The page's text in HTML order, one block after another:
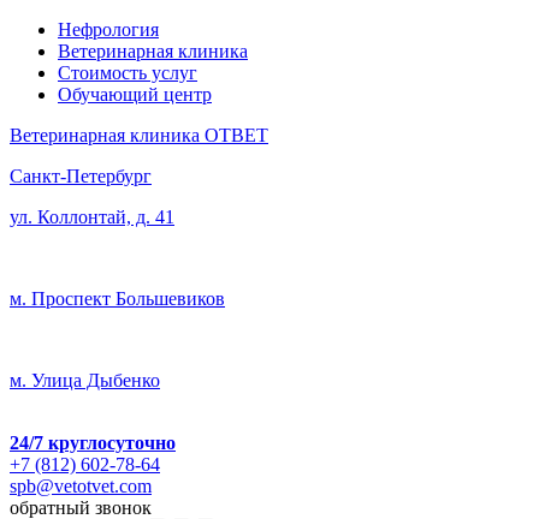
Нефрология
Ветеринарная клиника
Стоимость услуг
Обучающий центр
Ветеринарная клиника ОТВЕТ
Санкт-Петербург
ул. Коллонтай, д. 41
м. Проспект Большевиков
м. Улица Дыбенко
24/7 круглосуточно
+7 (812) 602-78-64
spb@vetotvet.com
обратный звонок